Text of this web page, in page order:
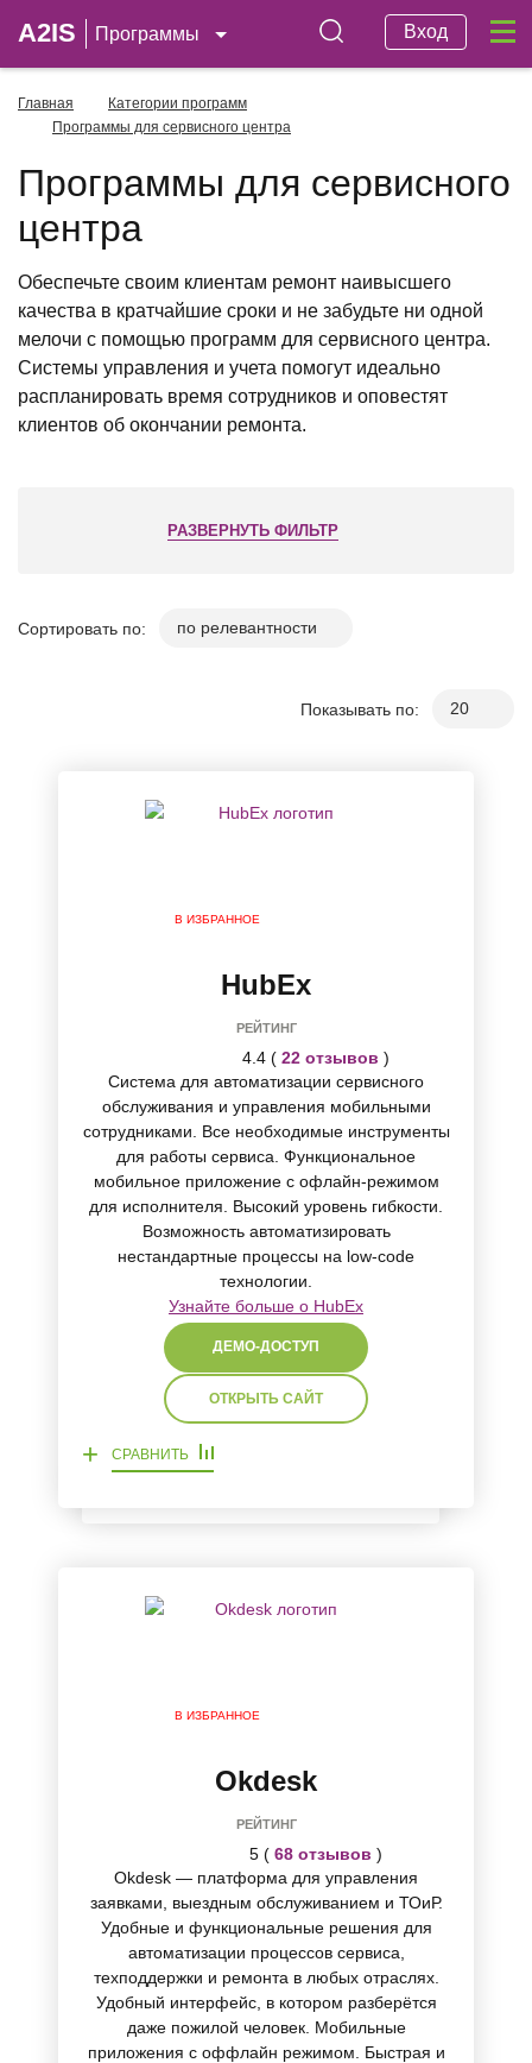
A2IS Программы Вход
Главная
Категории программ
Программы для сервисного центра
Программы для сервисного
центра
Обеспечьте своим клиентам ремонт наивысшего
качества в кратчайшие сроки и не забудьте ни одной
мелочи с помощью программ для сервисного центра.
Системы управления и учета помогут идеально
распланировать время сотрудников и оповестят
клиентов об окончании ремонта.
РАЗВЕРНУТЬ ФИЛЬТР
Сортировать по:
Показывать по:
В ИЗБРАННОЕ
HubEx
РЕЙТИНГ
4.4 ( 22 отзывов )
Система для автоматизации сервисного
обслуживания и управления мобильными
сотрудниками. Все необходимые инструменты
для работы сервиса. Функциональное
мобильное приложение с офлайн-режимом
для исполнителя. Высокий уровень гибкости.
Возможность автоматизировать
нестандартные процессы на low-code
технологии.
Узнайте больше о HubEx
ДЕМО-ДОСТУП
ОТКРЫТЬ САЙТ
+ СРАВНИТЬ
В ИЗБРАННОЕ
Okdesk
РЕЙТИНГ
5 ( 68 отзывов )
Okdesk — платформа для управления
заявками, выездным обслуживанием и ТОиР.
Удобные и функциональные решения для
автоматизации процессов сервиса,
техподдержки и ремонта в любых отраслях.
Удобный интерфейс, в котором разберётся
даже пожилой человек. Мобильные
приложения с оффлайн режимом. Быстрая и